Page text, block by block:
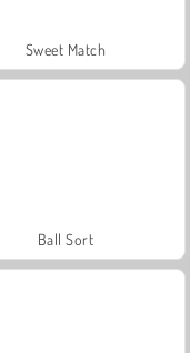
Sweet Match
Ball Sort